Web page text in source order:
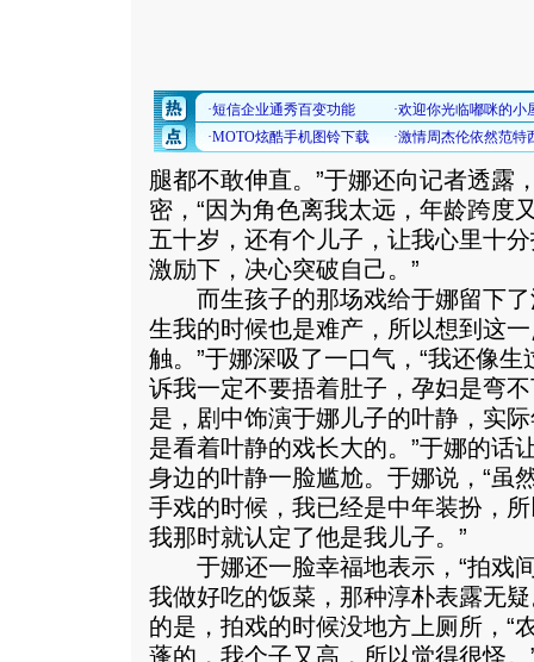
腿都不敢伸直。”于娜还向记者透露
密，“因为角色离我太远，年龄跨度
五十岁，还有个儿子，让我心里十
激励下，决心突破自己。”
而生孩子的那场戏给于娜留下了
生我的时候也是难产，所以想到这
触。”于娜深吸了一口气，“我还像
诉我一定不要捂着肚子，孕妇是弯
是，剧中饰演于娜儿子的叶静，实
是看着叶静的戏长大的。”于娜的话
身边的叶静一脸尴尬。于娜说，“虽
手戏的时候，我已经是中年装扮，
我那时就认定了他是我儿子。”
于娜还一脸幸福地表示，“拍戏
我做好吃的饭菜，那种淳朴表露无
的是，拍戏的时候没地方上厕所，“
蓬的，我个子又高，所以觉得很怪。